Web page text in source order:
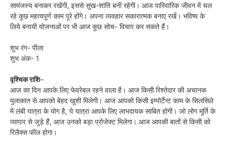
सामंजस्य बनाकर रखेंगी, इससे सुख-शांति बनी रहेगी। आज पारिवारिक जीवन में चल
रहे कुछ महत्वपूर्ण काम पूरे होंगे। अपना व्यवहार सकारात्मक बनाए रखें। भविष्य के
लिये बनायी योजनाओं पर भी आज कुछ सोच- विचार कर सकते हैं।
शुभ रंग- पीला
शुभ अंक- 1
वृश्चिक राशि–
आज का दिन आपके लिए फेवरेबल रहने वाला है। आज किसी रिश्तेदार की अचानक
मुलाकात से आपको बेहद खुशी मिलेगी। आज आपको किसी इम्पोर्टेन्ट काम के सिलसिले
में लंबी यात्रा के योग है, ये यात्रा आपके लिए लाभदायक साबित होगी। जो लोग मूर्ति के
व्यापार से जुड़े हैं, आज उनको बड़ा प्रोजेक्ट मिलेगा। आज आपकी बातों से किसी को
रिलैक्स फील होगा।